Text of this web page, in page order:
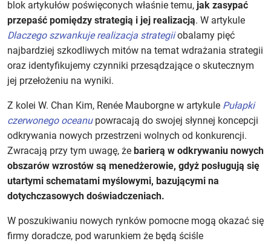
blok artykułów poświęconych właśnie temu, jak zasypać
przepaść pomiędzy strategią i jej realizacją. W artykule
Dlaczego szwankuje realizacja strategiiobalamy pięć
najbardziej szkodliwych mitów na temat wdrażania strategii
oraz identyfikujemy czynniki przesądzające o skutecznym
jej przełożeniu na wyniki.
Z kolei W. Chan Kim, Renée Mauborgne w artykule Pułapki
czerwonego oceanupowracają do swojej słynnej koncepcji
odkrywania nowych przestrzeni wolnych od konkurencji.
Zwracają przy tym uwagę, że barierą w odkrywaniu nowych
obszarów wzrostów są menedżerowie, gdyż posługują się
utartymi schematami myślowymi, bazującymi na
dotychczasowych doświadczeniach.
W poszukiwaniu nowych rynków pomocne mogą okazać się
firmy doradcze, pod warunkiem że będą ściśle